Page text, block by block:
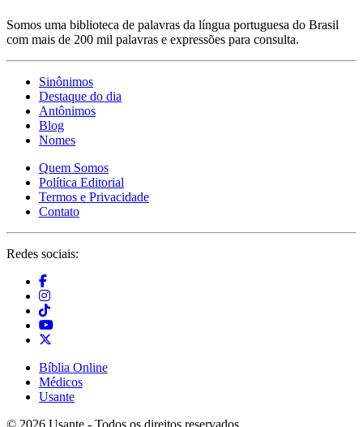
Somos uma biblioteca de palavras da língua portuguesa do Brasil
com mais de 200 mil palavras e expressões para consulta.
Sinônimos
Destaque do dia
Antônimos
Blog
Nomes
Quem Somos
Política Editorial
Termos e Privacidade
Contato
Redes sociais:
Bíblia Online
Médicos
Usante